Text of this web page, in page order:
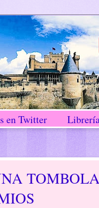
en Twitter
TOMBOLA